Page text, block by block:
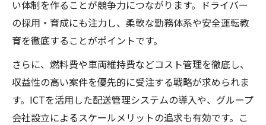
新領域開拓で広がる軽貨物事業の未来像
持続成長に向けた軽貨物経営の課題整理
軽貨物ドライバーの効率管理と育成術
人材定着を支える軽貨物組織運営の工夫
軽貨物業界における働き方改革の実践
い体制を作ることが競争力につながります。ドライバー
の採用・育成にも注力し、柔軟な勤務体系や安全運転教
育を徹底することがポイントです。
さらに、燃料費や車両維持費などコスト管理を徹底し、
収益性の高い案件を優先的に受注する戦略が求められま
す。ICTを活用した配送管理システムの導入や、グループ
会社設立によるスケールメリットの追求も有効です。こ